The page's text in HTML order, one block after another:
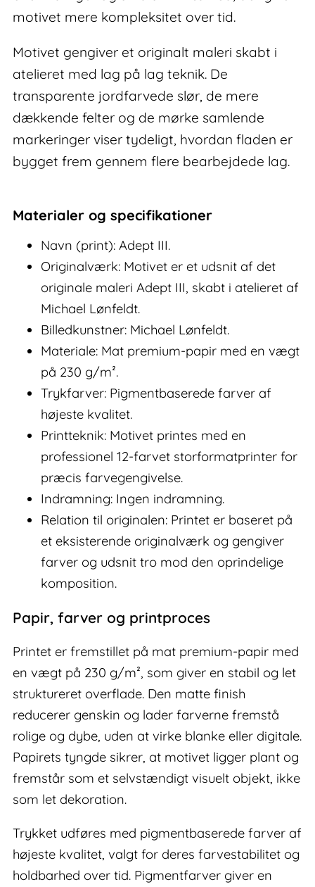
motivet mere kompleksitet over tid.
Motivet gengiver et originalt maleri skabt i
atelieret med lag på lag teknik. De
transparente jordfarvede slør, de mere
dækkende felter og de mørke samlende
markeringer viser tydeligt, hvordan fladen er
bygget frem gennem flere bearbejdede lag.
Materialer og specifikationer
Navn (print): Adept III.
Originalværk: Motivet er et udsnit af det
originale maleri Adept III, skabt i atelieret af
Michael Lønfeldt.
Billedkunstner: Michael Lønfeldt.
Materiale: Mat premium-papir med en vægt
på 230 g/m².
Trykfarver: Pigmentbaserede farver af
højeste kvalitet.
Printteknik: Motivet printes med en
professionel 12-farvet storformatprinter for
præcis farvegengivelse.
Indramning: Ingen indramning.
Relation til originalen: Printet er baseret på
et eksisterende originalværk og gengiver
farver og udsnit tro mod den oprindelige
komposition.
Papir, farver og printproces
Printet er fremstillet på mat premium-papir med
en vægt på 230 g/m², som giver en stabil og let
struktureret overflade. Den matte finish
reducerer genskin og lader farverne fremstå
rolige og dybe, uden at virke blanke eller digitale.
Papirets tyngde sikrer, at motivet ligger plant og
fremstår som et selvstændigt visuelt objekt, ikke
som let dekoration.
Trykket udføres med pigmentbaserede farver af
højeste kvalitet, valgt for deres farvestabilitet og
holdbarhed over tid. Pigmentfarver giver en